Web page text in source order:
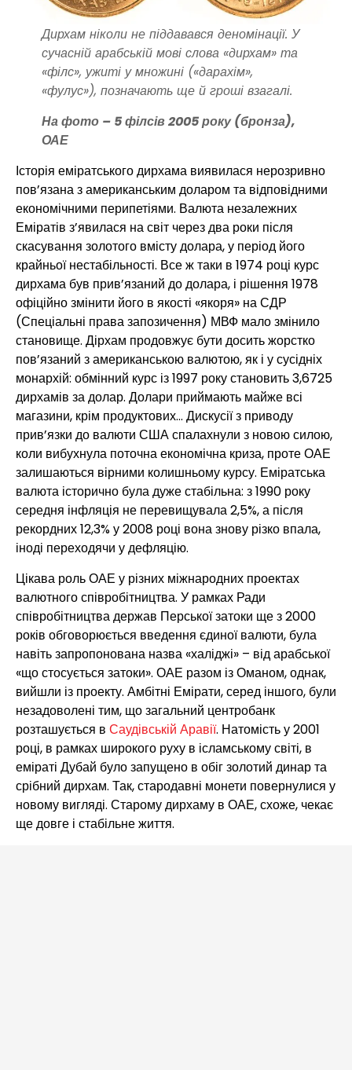
Дирхам ніколи не піддавався деномінації. У
сучасній арабській мові слова «дирхам» та
«філс», ужиті у множині («дарахім»,
«фулус»), позначають ще й гроші взагалі.
На фото – 5 філсів 2005 року (бронза),
ОАЕ
Історія еміратського дирхама виявилася нерозривно
пов’язана з американським доларом та відповідними
економічними перипетіями. Валюта незалежних
Еміратів з’явилася на світ через два роки після
скасування золотого вмісту долара, у період його
крайньої нестабільності. Все ж таки в 1974 році курс
дирхама був прив’язаний до долара, і рішення 1978
офіційно змінити його в якості «якоря» на СДР
(Спеціальні права запозичення) МВФ мало змінило
становище. Дірхам продовжує бути досить жорстко
пов’язаний з американською валютою, як і у сусідніх
монархій: обмінний курс із 1997 року становить 3,6725
дирхамів за долар. Долари приймають майже всі
магазини, крім продуктових… Дискусії з приводу
прив’язки до валюти США спалахнули з новою силою,
коли вибухнула поточна економічна криза, проте ОАЕ
залишаються вірними колишньому курсу. Еміратська
валюта історично була дуже стабільна: з 1990 року
середня інфляція не перевищувала 2,5%, а після
рекордних 12,3% у 2008 році вона знову різко впала,
іноді переходячи у дефляцію.
Цікава роль ОАЕ у різних міжнародних проектах
валютного співробітництва. У рамках Ради
співробітництва держав Перської затоки ще з 2000
років обговорюється введення єдиної валюти, була
навіть запропонована назва «халіджі» – від арабської
«що стосується затоки». ОАЕ разом із Оманом, однак,
вийшли із проекту. Амбітні Емірати, серед іншого, були
незадоволені тим, що загальний центробанк
розташується в Саудівській Аравії. Натомість у 2001
році, в рамках широкого руху в ісламському світі, в
еміраті Дубай було запущено в обіг золотий динар та
срібний дирхам. Так, стародавні монети повернулися у
новому вигляді. Старому дирхаму в ОАЕ, схоже, чекає
ще довге і стабільне життя.